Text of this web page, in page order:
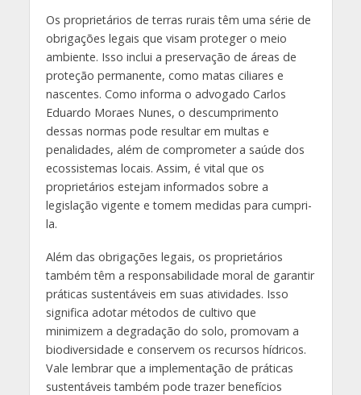
Os proprietários de terras rurais têm uma série de
obrigações legais que visam proteger o meio
ambiente. Isso inclui a preservação de áreas de
proteção permanente, como matas ciliares e
nascentes. Como informa o advogado Carlos
Eduardo Moraes Nunes, o descumprimento
dessas normas pode resultar em multas e
penalidades, além de comprometer a saúde dos
ecossistemas locais. Assim, é vital que os
proprietários estejam informados sobre a
legislação vigente e tomem medidas para cumpri-
la.
Além das obrigações legais, os proprietários
também têm a responsabilidade moral de garantir
práticas sustentáveis em suas atividades. Isso
significa adotar métodos de cultivo que
minimizem a degradação do solo, promovam a
biodiversidade e conservem os recursos hídricos.
Vale lembrar que a implementação de práticas
sustentáveis também pode trazer benefícios